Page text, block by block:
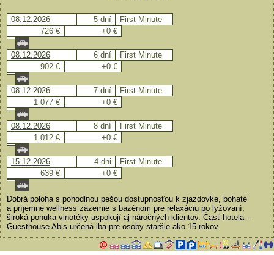
08.12.2026 5 dní
First Minute
726 €
+0 €
08.12.2026 6 dní
First Minute
902 €
+0 €
08.12.2026 7 dní
First Minute
1 077 €
+0 €
08.12.2026 8 dní
First Minute
1 012 €
+0 €
15.12.2026 4 dni
First Minute
639 €
+0 €
Dobrá poloha s pohodlnou pešou dostupnosťou k zjazdovke, bohaté
a príjemné wellness zázemie s bazénom pre relaxáciu po lyžovaní,
široká ponuka vinotéky uspokojí aj náročných klientov. Časť hotela –
Guesthouse Abis určená iba pre osoby staršie ako 15 rokov.